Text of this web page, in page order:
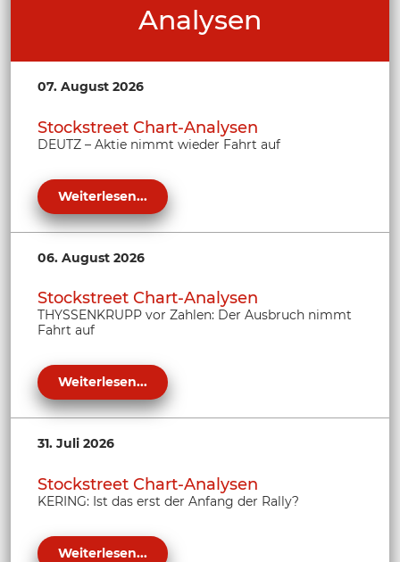
Analysen
07. August 2026
Stockstreet Chart-Analysen
DEUTZ – Aktie nimmt wieder Fahrt auf
Weiterlesen...
06. August 2026
Stockstreet Chart-Analysen
THYSSENKRUPP vor Zahlen: Der Ausbruch nimmt
Fahrt auf
Weiterlesen...
31. Juli 2026
Stockstreet Chart-Analysen
KERING: Ist das erst der Anfang der Rally?
Weiterlesen...